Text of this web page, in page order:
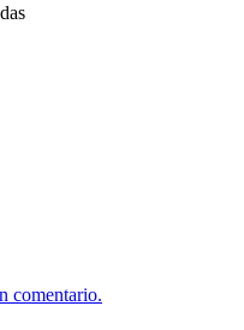
comentario.